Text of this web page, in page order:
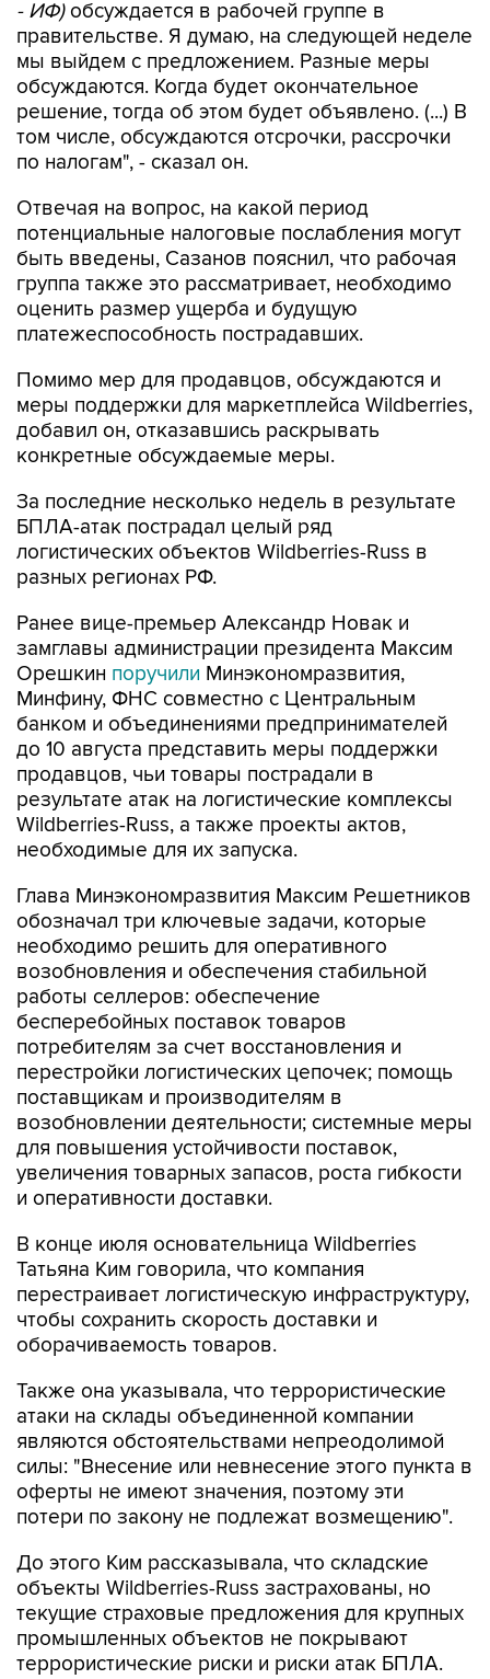
- ИФ)обсуждается в рабочей группе в
правительстве. Я думаю, на следующей неделе
мы выйдем с предложением. Разные меры
обсуждаются. Когда будет окончательное
решение, тогда об этом будет объявлено. (...) В
том числе, обсуждаются отсрочки, рассрочки
по налогам", - сказал он.
Отвечая на вопрос, на какой период
потенциальные налоговые послабления могут
быть введены, Сазанов пояснил, что рабочая
группа также это рассматривает, необходимо
оценить размер ущерба и будущую
платежеспособность пострадавших.
Помимо мер для продавцов, обсуждаются и
меры поддержки для маркетплейса Wildberries,
добавил он, отказавшись раскрывать
конкретные обсуждаемые меры.
За последние несколько недель в результате
БПЛА-атак пострадал целый ряд
логистических объектов Wildberries-Russ в
разных регионах РФ.
Ранее вице-премьер Александр Новак и
замглавы администрации президента Максим
Орешкин поручили Минэкономразвития,
Минфину, ФНС совместно с Центральным
банком и объединениями предпринимателей
до 10 августа представить меры поддержки
продавцов, чьи товары пострадали в
результате атак на логистические комплексы
Wildberries-Russ, а также проекты актов,
необходимые для их запуска.
Глава Минэкономразвития Максим Решетников
обозначал три ключевые задачи, которые
необходимо решить для оперативного
возобновления и обеспечения стабильной
работы селлеров: обеспечение
бесперебойных поставок товаров
потребителям за счет восстановления и
перестройки логистических цепочек; помощь
поставщикам и производителям в
возобновлении деятельности; системные меры
для повышения устойчивости поставок,
увеличения товарных запасов, роста гибкости
и оперативности доставки.
В конце июля основательница Wildberries
Татьяна Ким говорила, что компания
перестраивает логистическую инфраструктуру,
чтобы сохранить скорость доставки и
оборачиваемость товаров.
Также она указывала, что террористические
атаки на склады объединенной компании
являются обстоятельствами непреодолимой
силы: "Внесение или невнесение этого пункта в
оферты не имеют значения, поэтому эти
потери по закону не подлежат возмещению".
До этого Ким рассказывала, что складские
объекты Wildberries-Russ застрахованы, но
текущие страховые предложения для крупных
промышленных объектов не покрывают
террористические риски и риски атак БПЛА.